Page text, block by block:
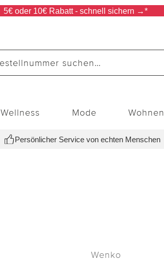
5€ oder 10€ Rabatt - schnell sichern →*
Wellness Mode Wohnen
Persönlicher Service von echten Menschen
Wenko